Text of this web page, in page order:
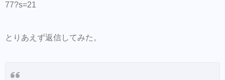
77?s=21
とりあえず返信してみた。